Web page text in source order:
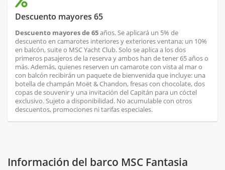
Descuento mayores 65
Descuento mayores de 65años. Se aplicará un 5% de
descuento en camarotes interiores y exteriores ventana; un 10%
en balcón, suite o MSC Yacht Club. Solo se aplica a los dos
primeros pasajeros de la reserva y ambos han de tener 65 años o
más. Además, quienes reserven un camarote con vista al mar o
con balcón recibirán un paquete de bienvenida que incluye: una
botella de champán Moët & Chandon, fresas con chocolate, dos
copas de souvenir y una invitación del Capitán para un cóctel
exclusivo. Sujeto a disponibilidad. No acumulable con otros
descuentos, promociones ni tarifas especiales.
Información del barco MSC Fantasia